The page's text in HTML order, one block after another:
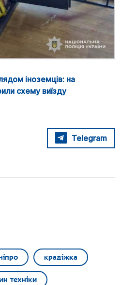
іноземців: на
схему виїзду
Telegram
крадіжка
техніки